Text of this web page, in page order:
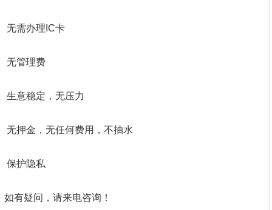
无需办理IC卡
无管理费
生意稳定，无压力
无押金，无任何费用，不抽水
保护隐私
如有疑问，请来电咨询！